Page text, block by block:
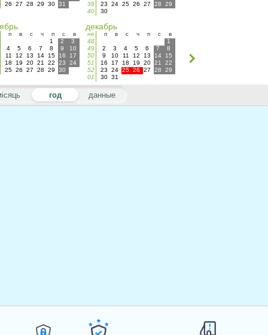
26
27 28 29 30 31
39
23 24 25 26 27 28
29
40
30
п в с ч п с
в
1
2
3
4
5 6 7 8 9
10
11
12 13 14 15 16
17
18
19 20 21 22 23
24
25 26 27 28 29 30
декабрь
не п в с ч п с
в
48
1
49
2 3 4 5 6 7
8
50
9 10 11 12 13 14
15
51
16 17 18 19 20 21
22
52
23 24 25 26 27 28
29
01
30 31
год данные